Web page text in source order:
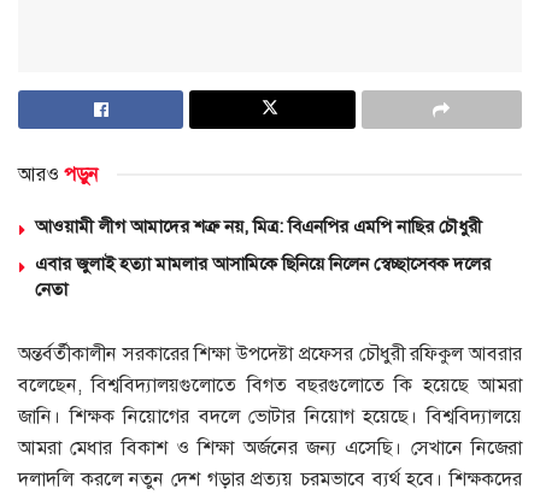
আরও পড়ুন
আওয়ামী লীগ আমাদের শত্রু নয়, মিত্র: বিএনপির এমপি নাছির চৌধুরী
এবার জুলাই হত্যা মামলার আসামিকে ছিনিয়ে নিলেন স্বেচ্ছাসেবক দলের
নেতা
অন্তর্বর্তীকালীন সরকারের শিক্ষা উপদেষ্টা প্রফেসর চৌধুরী রফিকুল আবরার
বলেছেন, বিশ্ববিদ্যালয়গুলোতে বিগত বছরগুলোতে কি হয়েছে আমরা
জানি। শিক্ষক নিয়োগের বদলে ভোটার নিয়োগ হয়েছে। বিশ্ববিদ্যালয়ে
আমরা মেধার বিকাশ ও শিক্ষা অর্জনের জন্য এসেছি। সেখানে নিজেরা
দলাদলি করলে নতুন দেশ গড়ার প্রত্যয় চরমভাবে ব্যর্থ হবে। শিক্ষকদের